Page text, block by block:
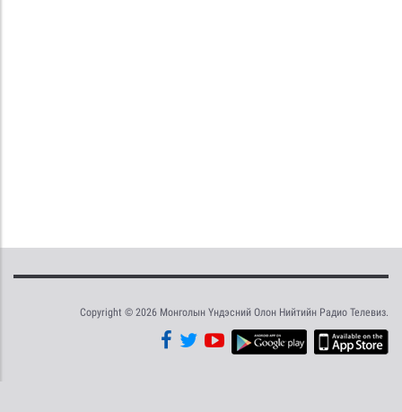
Copyright © 2026 Монголын Үндэсний Олон Нийтийн Радио Телевиз.